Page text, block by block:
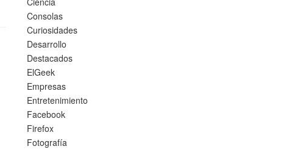
Consolas
Curiosidades
Desarrollo
Destacados
ElGeek
Empresas
Entretenimiento
Facebook
Firefox
Fotografía